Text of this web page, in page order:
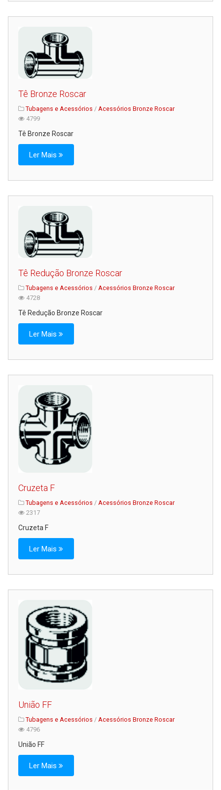
Tê Bronze Roscar
Tubagens e Acessórios / Acessórios Bronze Roscar
4799
Tê Bronze Roscar
Ler Mais
Tê Redução Bronze Roscar
Tubagens e Acessórios / Acessórios Bronze Roscar
4728
Tê Redução Bronze Roscar
Ler Mais
Cruzeta F
Tubagens e Acessórios / Acessórios Bronze Roscar
2317
Cruzeta F
Ler Mais
União FF
Tubagens e Acessórios / Acessórios Bronze Roscar
4796
União FF
Ler Mais